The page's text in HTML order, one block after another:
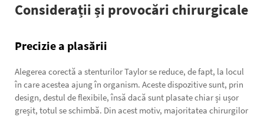
Considerații și provocări chirurgicale
Precizie a plasării
Alegerea corectă a stenturilor Taylor se reduce, de fapt, la locul
în care acestea ajung în organism. Aceste dispozitive sunt, prin
design, destul de flexibile, însă dacă sunt plasate chiar și ușor
greșit, totul se schimbă. Din acest motiv, majoritatea chirurgilor